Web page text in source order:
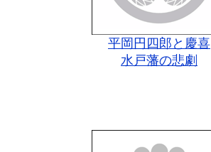
平岡円四郎と慶喜
水戸藩の悲劇